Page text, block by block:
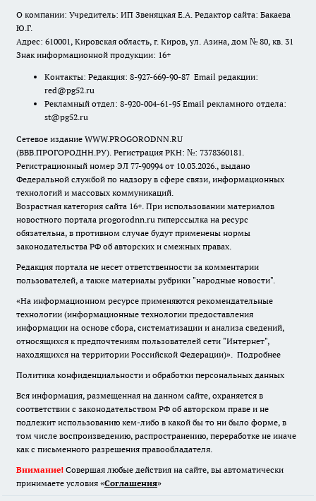
О компании: Учредитель: ИП Звеняцкая Е.А. Редактор сайта: Бакаева
Ю.Г.
Адрес: 610001, Кировская область, г. Киров, ул. Азина, дом № 80, кв. 31
Знак информационной продукции: 16+
Контакты: Редакция: 8-927-669-90-87 Email редакции:
red@pg52.ru
Рекламный отдел: 8-920-004-61-95 Email рекламного отдела:
st@pg52.ru
Сетевое издание WWW.PROGORODNN.RU
(ВВВ.ПРОГОРОДНН.РУ). Регистрация РКН: №: 7378360181.
Регистрационный номер ЭЛ 77-90994 от 10.03.2026., выдано
Федеральной службой по надзору в сфере связи, информационных
технологий и массовых коммуникаций.
Возрастная категория сайта 16+. При использовании материалов
новостного портала progorodnn.ru гиперссылка на ресурс
обязательна, в противном случае будут применены нормы
законодательства РФ об авторских и смежных правах.
Редакция портала не несет ответственности за комментарии
пользователей, а также материалы рубрики "народные новости".
«На информационном ресурсе применяются рекомендательные
технологии (информационные технологии предоставления
информации на основе сбора, систематизации и анализа сведений,
относящихся к предпочтениям пользователей сети "Интернет",
находящихся на территории Российской Федерации)». Подробнее
Политика конфиденциальности и обработки персональных данных
Вся информация, размещенная на данном сайте, охраняется в
соответствии с законодательством РФ об авторском праве и не
подлежит использованию кем-либо в какой бы то ни было форме, в
том числе воспроизведению, распространению, переработке не иначе
как с письменного разрешения правообладателя.
Внимание! Совершая любые действия на сайте, вы автоматически
принимаете условия «Cоглашения»